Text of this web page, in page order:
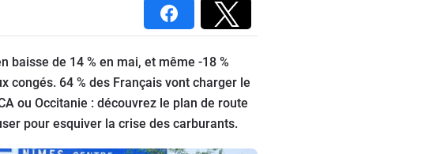
baisse de 14 % en mai, et même -18 %
congés. 64 % des Français vont charger le
ou Occitanie : découvrez le plan de route
pour esquiver la crise des carburants.